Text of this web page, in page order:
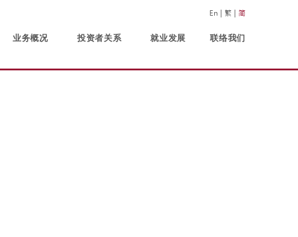
En 繁 简
业务概况 投资者关系 就业发展 联络我们